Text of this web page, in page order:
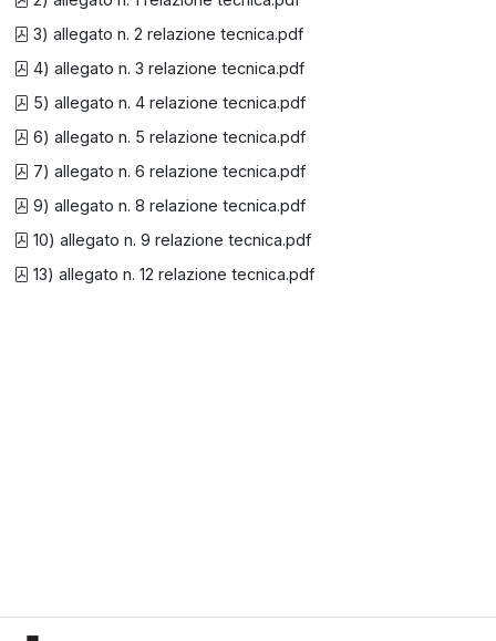
3) allegato n. 2 relazione tecnica.pdf
4) allegato n. 3 relazione tecnica.pdf
5) allegato n. 4 relazione tecnica.pdf
6) allegato n. 5 relazione tecnica.pdf
7) allegato n. 6 relazione tecnica.pdf
9) allegato n. 8 relazione tecnica.pdf
10) allegato n. 9 relazione tecnica.pdf
13) allegato n. 12 relazione tecnica.pdf